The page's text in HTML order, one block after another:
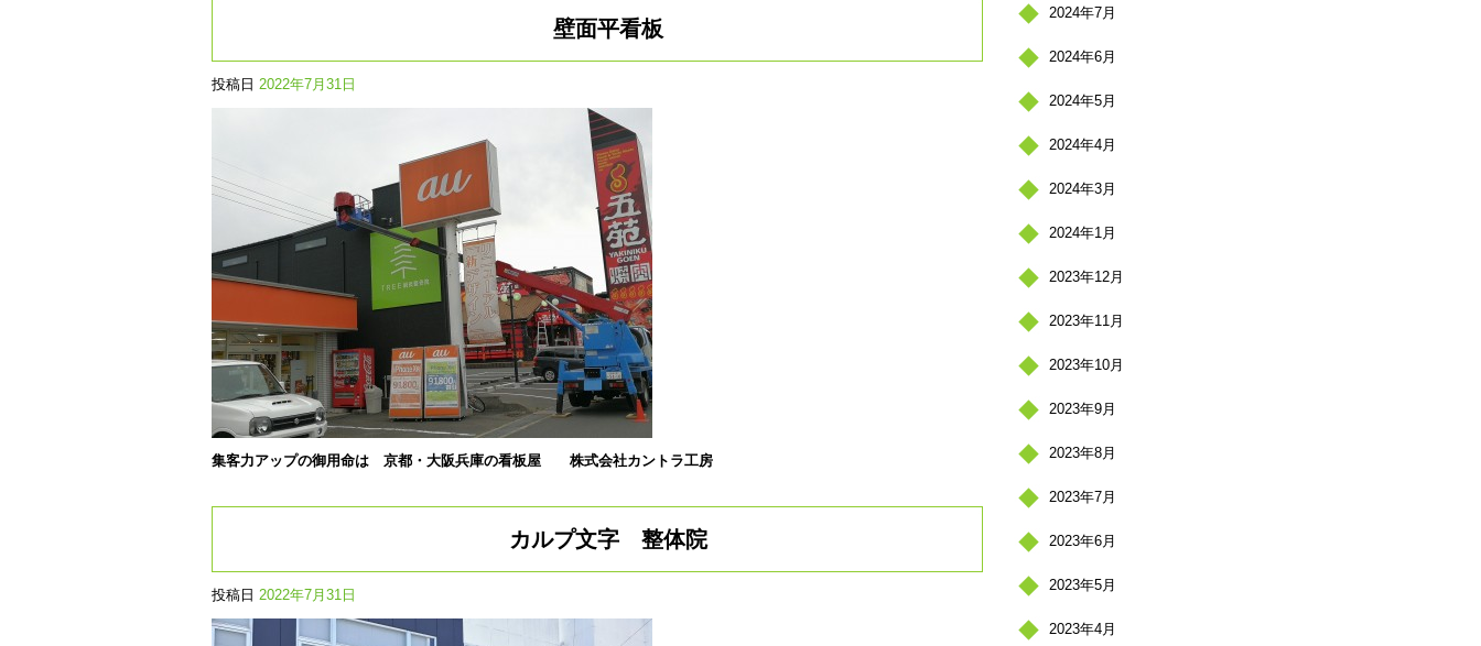
壁面平看板
投稿日 2022年7月31日
集客力アップの御用命は 京都・大阪兵庫の看板屋 株式会社カントラ工房
カルプ文字 整体院
投稿日 2022年7月31日
2024年7月
2024年6月
2024年5月
2024年4月
2024年3月
2024年1月
2023年12月
2023年11月
2023年10月
2023年9月
2023年8月
2023年7月
2023年6月
2023年5月
2023年4月